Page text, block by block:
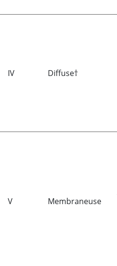
IV Diffuse†
V Membraneuse